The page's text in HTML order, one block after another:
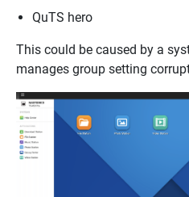
QuTS hero
This could be caused by a
manages group setting